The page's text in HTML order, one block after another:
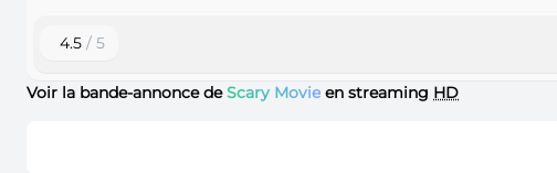
4.5 / 5
Voir la bande-annonce deScary Movie en streaming HD